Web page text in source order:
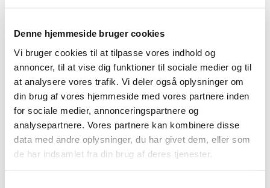
Denne hjemmeside bruger cookies
Vi bruger cookies til at tilpasse vores indhold og
annoncer, til at vise dig funktioner til sociale medier og til
at analysere vores trafik. Vi deler også oplysninger om
din brug af vores hjemmeside med vores partnere inden
for sociale medier, annonceringspartnere og
analysepartnere. Vores partnere kan kombinere disse
data med andre oplysninger, du har givet dem, eller som
de har indsamlet fra din brug af deres tjenester.